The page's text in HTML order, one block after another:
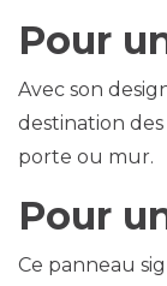
Pour
Avec son
destination
porte ou mur.
Pour
Ce panneau